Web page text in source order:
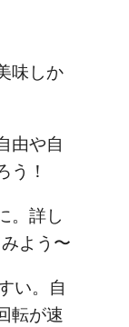
味しか
由や自
う！
。詳し
よう〜
い。自
転が速